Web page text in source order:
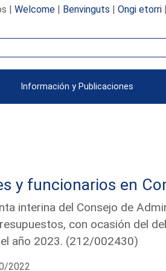
| Welcome| Benvinguts | Ongi etorri|
Información y Publicaciones
y funcionarios en
interina del Consejo de
con ocasión del
año 2023. (212/002430)
2022